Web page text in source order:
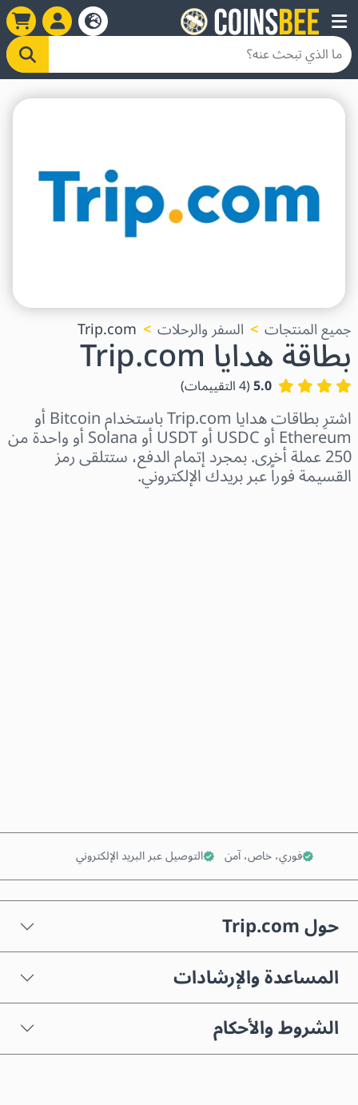
جميع المنتجات السفر والرحلات Trip.com بطاقة هدايا Trip.com
5.0
(
4التقييمات)
اشترِ بطاقات هدايا Trip.com باستخدام Bitcoin أو
Ethereum أو USDC أو USDT أو Solana أو واحدة من
250 عملة أخرى. بمجرد إتمام الدفع، ستتلقى رمز
القسيمة فوراً عبر بريدك الإلكتروني.
فوري، خاص، آمن التوصيل عبر البريد الإلكتروني
حول Trip.com
المساعدة والإرشادات
الشروط والأحكام